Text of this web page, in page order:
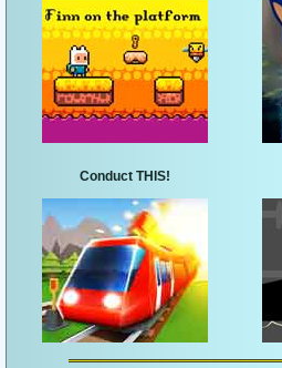
Conduct THIS!